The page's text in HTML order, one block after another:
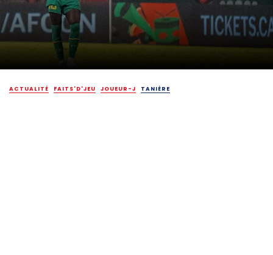
ACTUALITÉ FAITS'D'JEU JOUEUR-J TANIÈRE